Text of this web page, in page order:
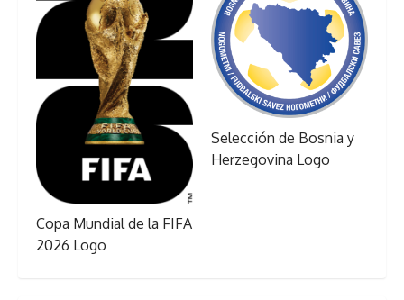
Copa Mundial de la FIFA
2026 Logo
Selección de Bosnia y
Herzegovina Logo